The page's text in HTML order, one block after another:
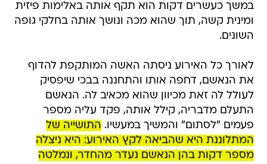
במשך כעשרים דקות הוא תקף אותה באלימות פיזית
ומינית קשה, תוך שהוא מכה ונושך אותה בחלקי גופה
השונים.
לאורך כל האירוע ניסתה האשה המותקפת להדוף
את הנאשם, דחפה אותו והתחננה בבכי שיפסיק
לעולל לה זאת מכיוון שהוא מכאיב לה. הנאשם
התעלם מדבריה, קילל אותה, פקד עליה מספר
פעמים "לסתום" והמשיך במעשיו. התושייה של
המתלוננת היא שהביאה לקץ האירוע: היא ניצלה
מספר דקות בהן הנאשם נעדר מהחדר, ונמלטה